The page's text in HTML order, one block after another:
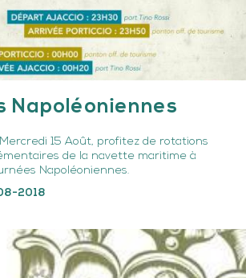
Napoléoniennes
15 Août, profitez de rotations
de la navette maritime à
Napoléoniennes.
2018